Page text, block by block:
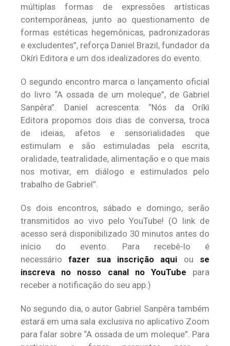
múltiplas formas de expressões artísticas
contemporâneas, junto ao questionamento de
formas estéticas hegemônicas, padronizadoras
e excludentes”, reforça Daniel Brazil, fundador da
Okírì Editora e um dos idealizadores do evento.
O segundo encontro marca o lançamento oficial
do livro “A ossada de um moleque”, de Gabriel
Sanpêra”. Daniel acrescenta: “Nós da Oríkì
Editora propomos dois dias de conversa, troca
de ideias, afetos e sensorialidades que
estimulam e são estimuladas pela escrita,
oralidade, teatralidade, alimentação e o que mais
nos motivar, em diálogo e estimulados pelo
trabalho de Gabriel”.
Os dois encontros, sábado e domingo, serão
transmitidos ao vivo pelo YouTube! (O link de
acesso será disponibilizado 30 minutos antes do
início do evento. Para recebê-lo é
necessáriofazer sua inscrição aqui ou se
inscreva no nosso canal no YouTube para
receber a notificação do seu app.)
No segundo dia, o autor Gabriel Sanpêra também
estará em uma sala exclusiva no aplicativo Zoom
para falar sobre “A ossada de um moleque”. Para